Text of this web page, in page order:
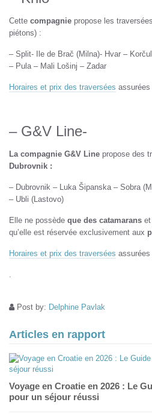
Cette compagnie propose les
piétons) :
– Split- Ile de Brač (Milna)- Hvar –
– Pula – Mali Lošinj – Zadar
Horaires et prix des traversées assurées
– G&V Line-
La compagnie G&V Line propose des
Dubrovnik :
– Dubrovnik – Luka Šipanska – Sobra
– Ubli (Lastovo)
Elle ne possède que des catamarans
qu’elle est réservée exclusivement aux
Horaires et prix des traversées assurées
Post by: Delphine Pavlak
Articles en rapport
Voyage en Croatie en 2026 : Le
pour un séjour réussi